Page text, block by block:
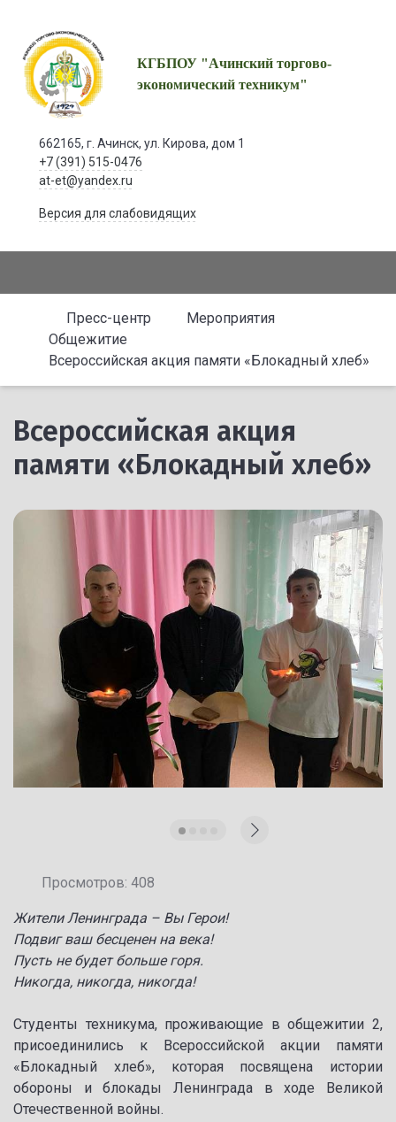
КГБПОУ "Ачинский торгово-
экономический техникум"
662165, г. Ачинск, ул. Кирова, дом 1
+7 (391) 515-0476
at-et@yandex.ru
Версия для слабовидящих
Пресс-центр
Мероприятия
Общежитие
Всероссийская акция памяти «Блокадный хлеб»
Всероссийская акция
памяти «Блокадный хлеб»
Просмотров: 408
Жители Ленинграда – Вы Герои!
Подвиг ваш бесценен на века!
Пусть не будет больше горя.
Никогда, никогда, никогда!
Студенты техникума, проживающие в общежитии 2,
присоединились к Всероссийской акции памяти
«Блокадный хлеб», которая посвящена истории
обороны и блокады Ленинграда в ходе Великой
Отечественной войны.